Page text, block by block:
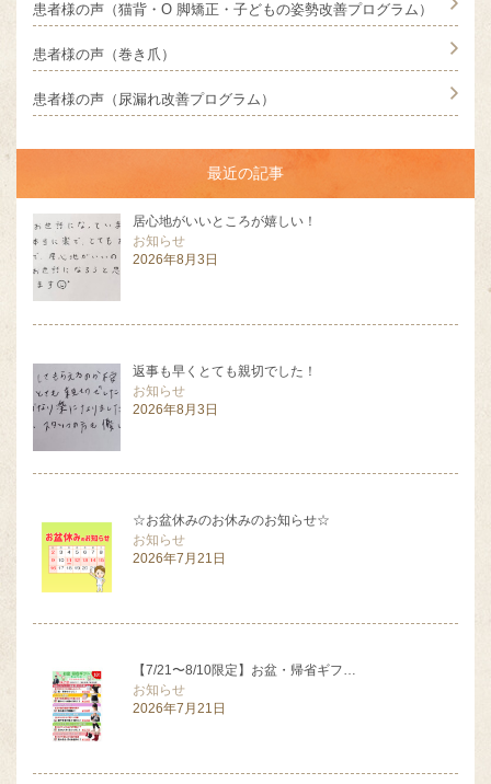
患者様の声（猫背・O 脚矯正・子どもの姿勢改善プログラム）
患者様の声（巻き爪）
患者様の声（尿漏れ改善プログラム）
最近の記事
居心地がいいところが嬉しい！
お知らせ
2026年8月3日
返事も早くとても親切でした！
お知らせ
2026年8月3日
☆お盆休みのお休みのお知らせ☆
お知らせ
2026年7月21日
【7/21〜8/10限定】お盆・帰省ギフ…
お知らせ
2026年7月21日